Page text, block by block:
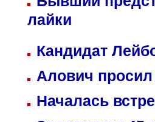
лайки
Кандидат
Алович просил
Началась